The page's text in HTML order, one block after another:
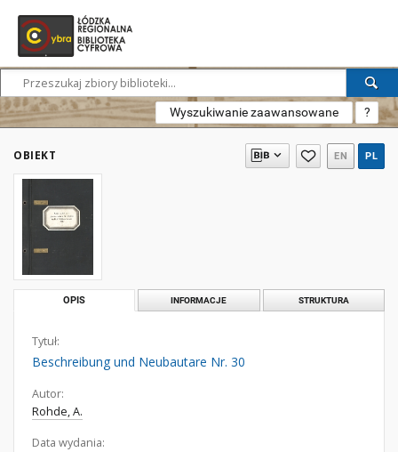
Wyszukiwanie zaawansowane ?
OBIEKT EN PL
OPIS INFORMACJE STRUKTURA
Tytuł:
Beschreibung und Neubautare Nr. 30
Autor:
Rohde, A.
Data wydania: